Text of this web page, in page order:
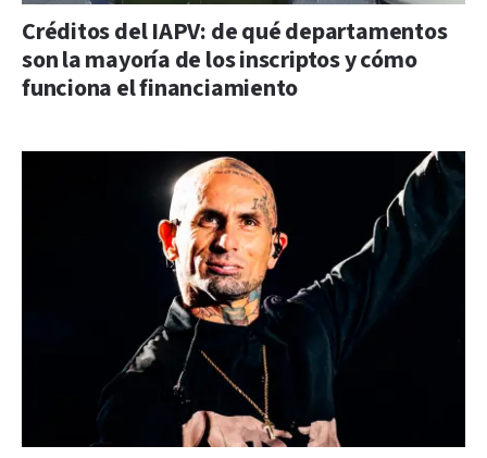
Créditos del IAPV: de qué departamentos
son la mayoría de los inscriptos y cómo
funciona el financiamiento